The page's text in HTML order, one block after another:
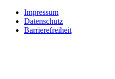
Impressum
Datenschutz
Barrierefreiheit